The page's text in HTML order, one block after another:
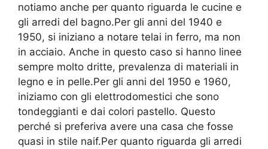
notiamo anche per quanto riguarda le cucine e
gli arredi del bagno.Per gli anni del 1940 e
1950, si iniziano a notare telai in ferro, ma non
in acciaio. Anche in questo caso si hanno linee
sempre molto dritte, prevalenza di materiali in
legno e in pelle.Per gli anni del 1950 e 1960,
iniziamo con gli elettrodomestici che sono
tondeggianti e dai colori pastello. Questo
perché si preferiva avere una casa che fosse
quasi in stile naif.Per quanto riguarda gli arredi